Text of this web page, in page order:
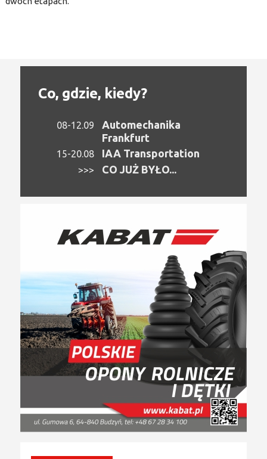
Co, gdzie, kiedy?
08-12.09
Automechanika
Frankfurt
15-20.08 IAA Transportation
>>> CO JUŻ BYŁO...